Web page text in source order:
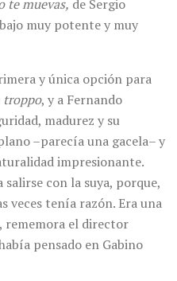
te muevas, de Sergio
muy potente y muy
y única opción para
troppo, y a Fernando
madurez y su
–parecía una gacela– y
impresionante.
con la suya, porque,
veces tenía razón. Era una
rememora el director
pensado en Gabino